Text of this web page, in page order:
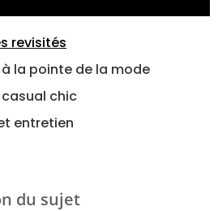
revisités
à la pointe de la mode
chic
entretien
du sujet